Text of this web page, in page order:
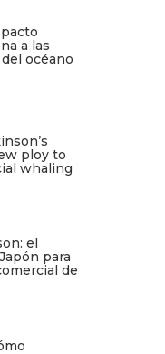
a las
océano
ploy to
whaling
el
para
de